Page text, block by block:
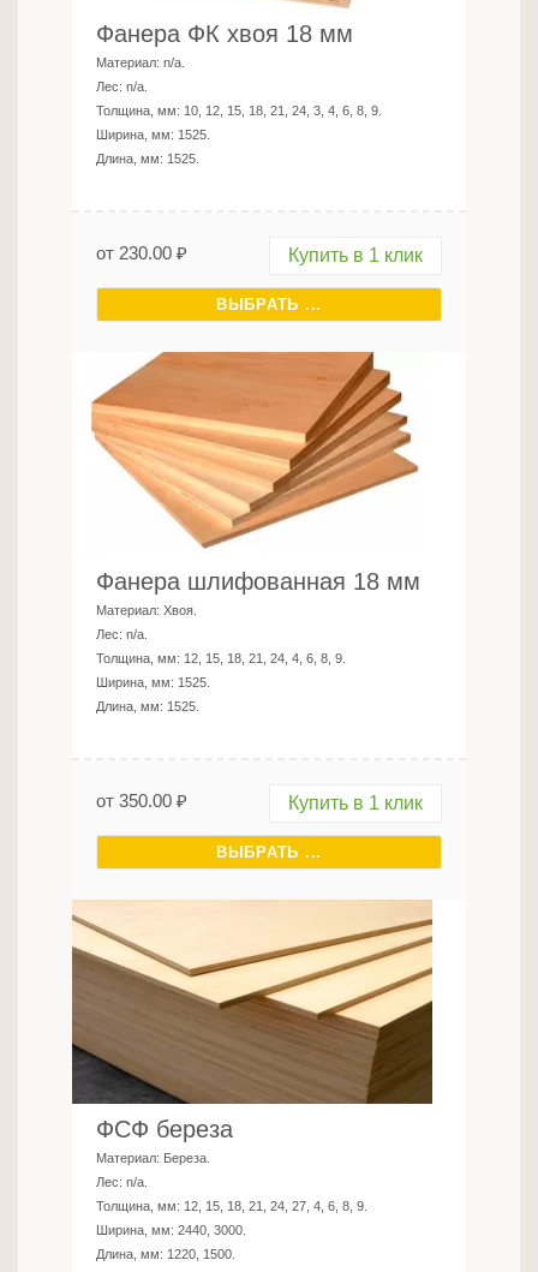
Фанера ФК хвоя 18 мм
Материал: n/a
Лес: n/a
Толщина, мм: 10, 12, 15, 18, 21, 24, 3, 4, 6, 8, 9
Ширина, мм: 1525
Длина, мм: 1525
от 230.00 ₽ Купить в 1 клик
ВЫБРАТЬ ...
Фанера шлифованная 18 мм
Материал: Хвоя
Лес: n/a
Толщина, мм: 12, 15, 18, 21, 24, 4, 6, 8, 9
Ширина, мм: 1525
Длина, мм: 1525
от 350.00 ₽ Купить в 1 клик
ВЫБРАТЬ ...
ФСФ береза
Материал: Береза
Лес: n/a
Толщина, мм: 12, 15, 18, 21, 24, 27, 4, 6, 8, 9
Ширина, мм: 2440, 3000
Длина, мм: 1220, 1500